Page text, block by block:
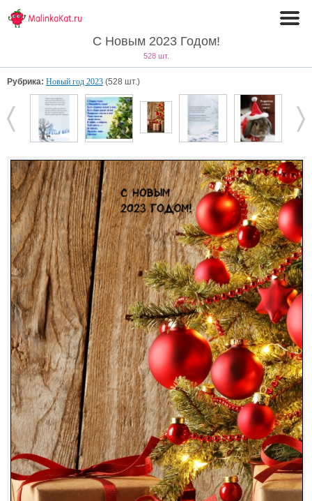
С Новым 2023 Годом!
528 шт.
Рубрика: Новый год 2023 (528 шт.)